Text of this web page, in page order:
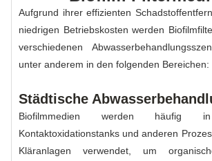
Aufgrund ihrer effizienten
niedrigen Betriebskosten werden
verschiedenen
unter anderem in den folgenden Bereichen:
Städtische
Biofilmmedien werden häufig in
Kontaktoxidationstanks und anderen
Kläranlagen verwendet, um